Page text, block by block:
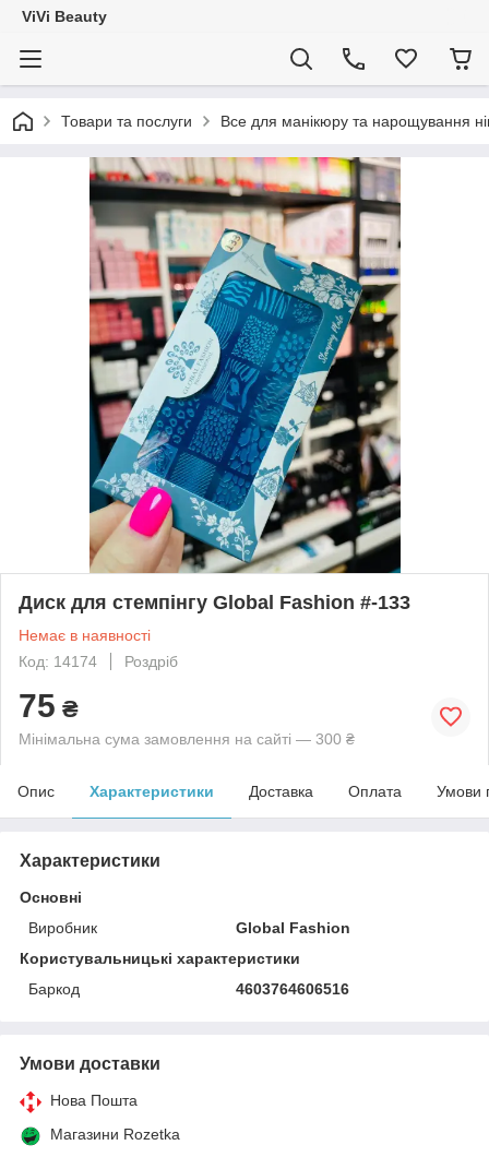
ViVi Beauty
Товари та послуги Все для манікюру та нарощування
Диск для стемпінгу Global Fashion #-133
Немає в наявності
Код: 14174
Роздріб
75 ₴
Мінімальна сума замовлення на сайті — 300 ₴
Опис Характеристики Доставка Оплата Умови
Характеристики
Основні
Виробник
Global Fashion
Користувальницькі характеристики
Баркод
4603764606516
Умови доставки
Нова Пошта
Магазини Rozetka